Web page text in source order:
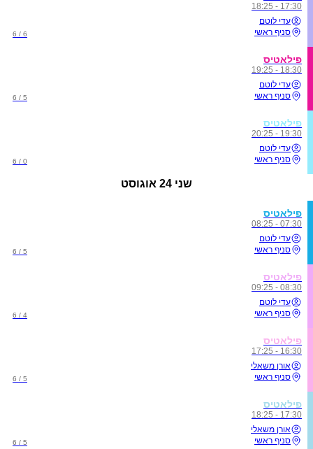
17:30 - 18:25
עדי לוטם
סניף ראשי
6 / 6
פילאטיס
18:30 - 19:25
עדי לוטם
סניף ראשי
5 / 6
פילאטיס
19:30 - 20:25
עדי לוטם
סניף ראשי
0 / 6
שני 24 אוגוסט
פילאטיס
07:30 - 08:25
עדי לוטם
סניף ראשי
5 / 6
פילאטיס
08:30 - 09:25
עדי לוטם
סניף ראשי
4 / 6
פילאטיס
16:30 - 17:25
אורן משאלי
סניף ראשי
5 / 6
פילאטיס
17:30 - 18:25
אורן משאלי
סניף ראשי
5 / 6